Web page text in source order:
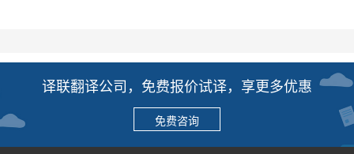
译联翻译公司，免费报价试译，享更多优惠
免费咨询